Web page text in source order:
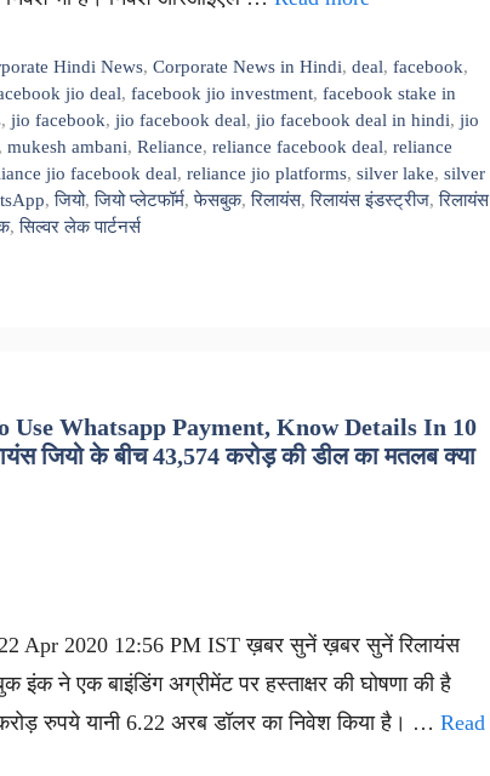
Hindi News,Corporate News in Hindi,deal,facebook,
jio deal, facebook jio investment, facebook stake in
, jio facebook, jio facebook deal, jio facebook deal in hindi, jio
, mukesh ambani, Reliance, reliance facebook deal, reliance
jio facebook deal, reliance jio platforms, silver lake, silver
,जियो,जियो प्लेटफॉर्म,फेसबुक,रिलायंस,रिलायंस इंडस्ट्रीज,रिलायंस
,सिल्वर लेक पार्टनर्स
Use Whatsapp Payment, Know Details In 10
जियो के बीच 43,574 करोड़ की डील का मतलब क्या
Apr 2020 12:56 PM IST ख़बर सुनें ख़बर सुनें रिलायंस
इंक ने एक बाइंडिंग अग्रीमेंट पर हस्ताक्षर की घोषणा की है
रुपये यानी 6.22 अरब डॉलर का निवेश किया है। … Read